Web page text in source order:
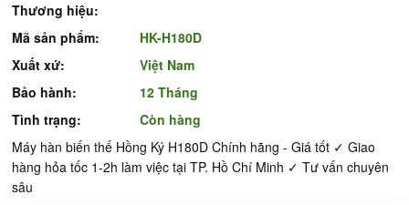
Thương hiệu:
Mã sản phẩm:
HK-H180D
Xuất xứ:
Việt Nam
Bảo hành:
12 Tháng
Tình trạng:
Còn hàng
Máy hàn biến thế Hồng Ký H180D Chính hãng - Giá tốt ✓ Giao
hàng hỏa tốc 1-2h làm việc tại TP. Hồ Chí Minh ✓ Tư vấn chuyên
sâu